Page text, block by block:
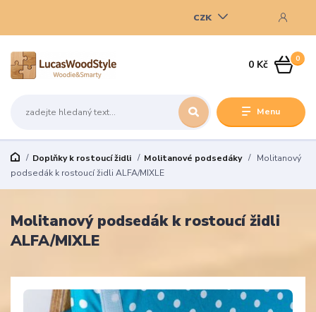
Menu
CZK
0
0 Kč
Doplňky k rostoucí židli Molitanové podsedáky
Molitanový
podsedák k rostoucí židli ALFA/MIXLE
Molitanový podsedák k rostoucí židli
ALFA/MIXLE